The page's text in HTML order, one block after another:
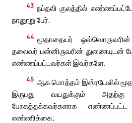
43 நப்தலி குலத்தில்
நானூறு பேர்.
44 மூதாதையர்
தலைவர் பன்னிருவரின் துணையுடன்
எண்ணப்பட்டவர்கள் இவர்களே.
45 ஆக மொத்தம் இஸ்ரயேலில்
இருபது வயதுக்கும் அதற்கு
போகத்தக்கவர்களாக
எண்ணிக்கை;